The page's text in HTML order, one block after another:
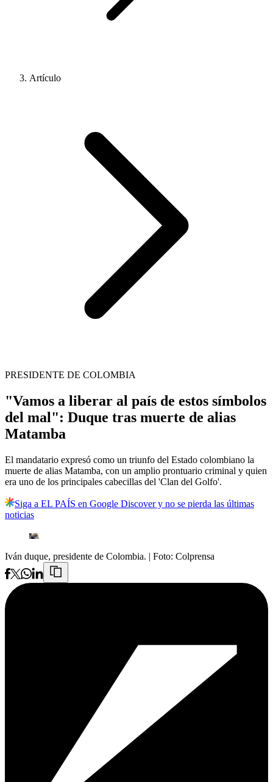
Artículo
PRESIDENTE DE COLOMBIA
"Vamos a liberar al país de estos símbolos
del mal": Duque tras muerte de alias
Matamba
El mandatario expresó como un triunfo del Estado colombiano la
muerte de alias Matamba, con un amplio prontuario criminal y quien
era uno de los principales cabecillas del 'Clan del Golfo'.
Siga a EL PAÍS en Google Discover y no se pierda las últimas
noticias
Iván duque, presidente de Colombia. | Foto: Colprensa